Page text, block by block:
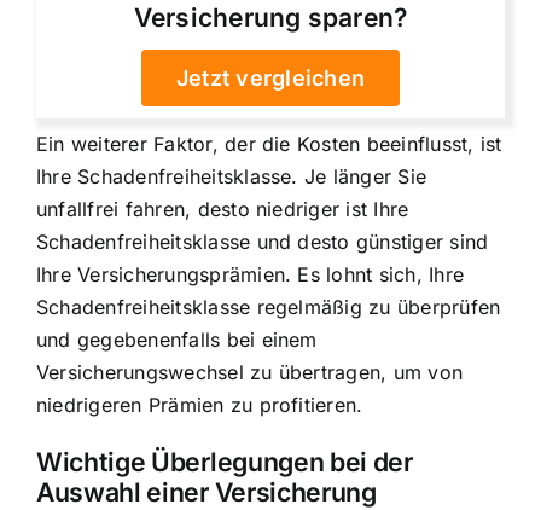
Versicherung sparen?
Jetzt vergleichen
Ein weiterer Faktor, der die Kosten beeinflusst, ist
Ihre Schadenfreiheitsklasse. Je länger Sie
unfallfrei fahren, desto niedriger ist Ihre
Schadenfreiheitsklasse und desto günstiger sind
Ihre Versicherungsprämien. Es lohnt sich, Ihre
Schadenfreiheitsklasse regelmäßig zu überprüfen
und gegebenenfalls bei einem
Versicherungswechsel zu übertragen, um von
niedrigeren Prämien zu profitieren.
Wichtige Überlegungen bei der
Auswahl einer Versicherung